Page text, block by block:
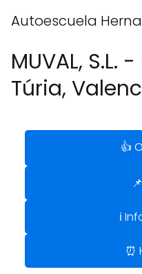
Autoescuela
MUVAL,
Túria,
👍
ℹ️
⏰